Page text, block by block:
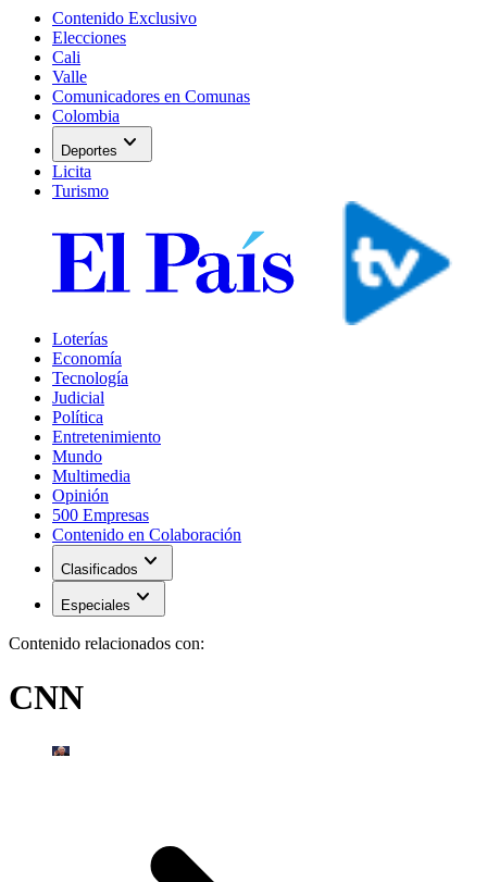
Contenido Exclusivo
Elecciones
Cali
Valle
Comunicadores en Comunas
Colombia
Deportes expand_more
Licita
Turismo
Loterías
Economía
Tecnología
Judicial
Política
Entretenimiento
Mundo
Multimedia
Opinión
500 Empresas
Contenido en Colaboración
Clasificados expand_more
Especiales expand_more
Contenido relacionados con:
CNN